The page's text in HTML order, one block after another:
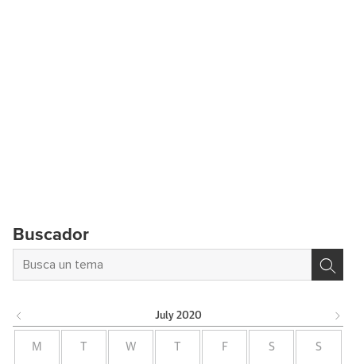
Buscador
July 2020
M W F S S